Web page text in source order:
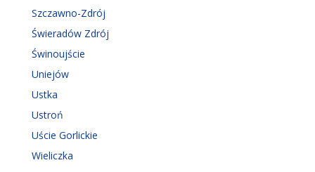
Szczawno-Zdrój
Świeradów Zdrój
Świnoujście
Uniejów
Ustka
Ustroń
Uście Gorlickie
Wieliczka